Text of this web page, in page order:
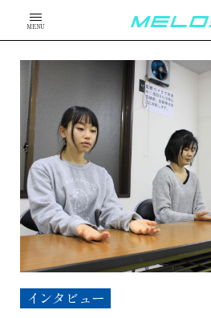
MENU
インタビュー